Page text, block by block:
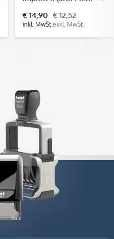
€ 14,90
inkl. MwSt.
€ 12,52
exkl. MwSt.